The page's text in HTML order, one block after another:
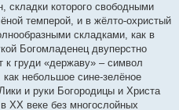
складки которого свободными
темперой, и в жёлто-охристый
складками, как в
Богомладенец двуперстно
к груди «державу» – символ
небольшое сине-зелёное
и руки Богородицы и Христа
ХХ веке без многослойных